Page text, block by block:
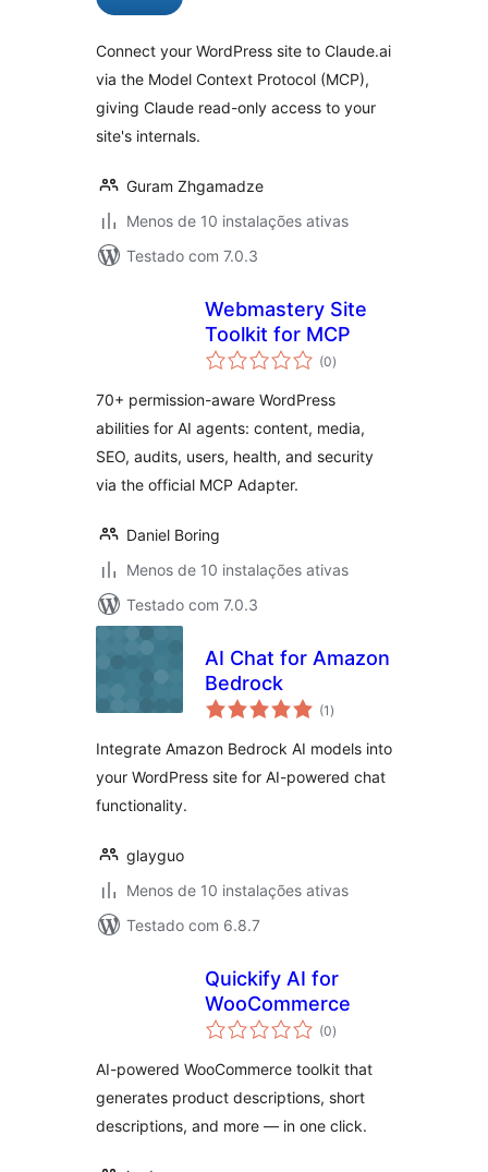
Connect your WordPress site to Claude.ai
via the Model Context Protocol (MCP),
giving Claude read-only access to your
site's internals.
Guram Zhgamadze
Menos de 10 instalações ativas
Testado com 7.0.3
Webmastery Site
Toolkit for MCP
(0avaliações
totais
)
70+ permission-aware WordPress
abilities for AI agents: content, media,
SEO, audits, users, health, and security
via the official MCP Adapter.
Daniel Boring
Menos de 10 instalações ativas
Testado com 7.0.3
AI Chat for Amazon
Bedrock
(1 avaliações
totais
)
Integrate Amazon Bedrock AI models into
your WordPress site for AI-powered chat
functionality.
glayguo
Menos de 10 instalações ativas
Testado com 6.8.7
Quickify AI for
WooCommerce
(0avaliações
totais
)
AI-powered WooCommerce toolkit that
generates product descriptions, short
descriptions, and more — in one click.